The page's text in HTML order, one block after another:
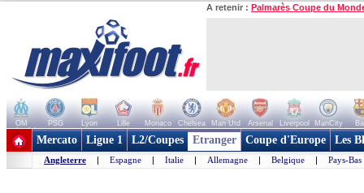
A retenir : Palmarès Coupe du
OM PSG Lyon Lille Monaco Chelsea Man Utd Arsenal Liverpool ManCity
+ de clubs
Mercato Ligue 1 L2/Coupes Etranger Coupe d'Europe Les
Angleterre | Espagne | Italie | Allemagne | Belgique | Pays-Bas